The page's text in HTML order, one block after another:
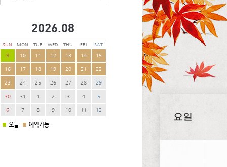
2026.08
SUN MON TUE WED THU FRI SAT
9 10 11 12 13 14 15
16 17 18 19 20 21 22
23 24 25 26 27 28 29
30 31 1 2 3 4 5
6 7 8 9 10 11 12
오늘 예약가능